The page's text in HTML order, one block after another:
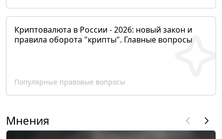
Криптовалюта в России - 2026: новый закон и
правила оборота "крипты". Главные вопросы
Популярные правовые вопросы
Мнения